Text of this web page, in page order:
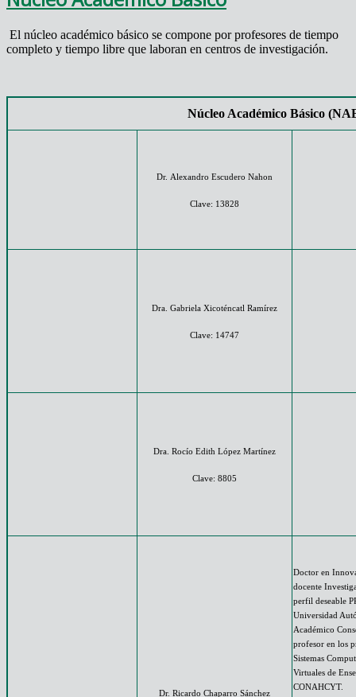
El núcleo académico básico se compone por profesores de tiempo
completo y tiempo libre que laboran en centros de investigación.
Núcleo Académico Básico
Dr. Alexandro Escudero Nahon
Clave: 13828
Dra. Gabriela Xicoténcatl Ramírez
Clave: 14747
Dra. Rocío Edith López Martínez
Clave: 8805
Dr. Ricardo Chaparro Sánchez
Doctor en
docente
perfil deseable
Universidad
Académico
profesor en los
Sistemas
Virtuales de
CONAHCYT.